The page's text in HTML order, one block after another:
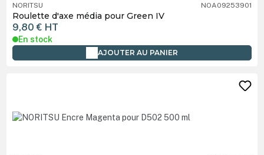
NORITSU NOA09253901
Roulette d'axe média pour Green IV
9,80 € HT
En stock
AJOUTER AU PANIER